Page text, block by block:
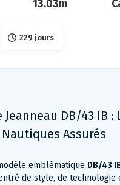
13.03m
229 jours
Jeanneau DB/43 IB
Assurés
emblématique DB/43
de style, de technologie